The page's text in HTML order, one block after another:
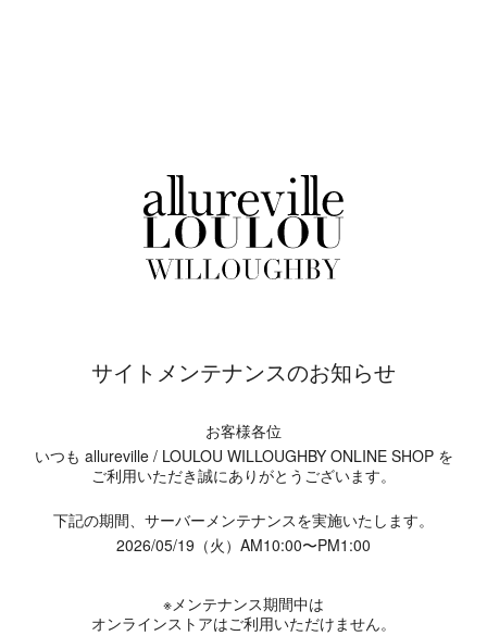
サイトメンテナンスのお知らせ
お客様各位
いつも allureville / LOULOU WILLOUGHBY ONLINE SHOP を
ご利用いただき誠にありがとうございます。
下記の期間、サーバーメンテナンスを実施いたします。
2026/05/19（火）AM10:00〜PM1:00
※メンテナンス期間中は
オンラインストアはご利用いただけません。